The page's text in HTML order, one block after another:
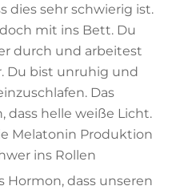
dies sehr schwierig ist.
mit ins Bett. Du
durch und arbeitest
Du bist unruhig und
Das
dass helle weiße Licht.
Melatonin Produktion
ins Rollen
Hormon, dass unseren